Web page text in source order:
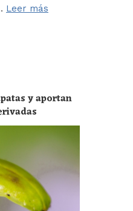
Leer más
y aportan